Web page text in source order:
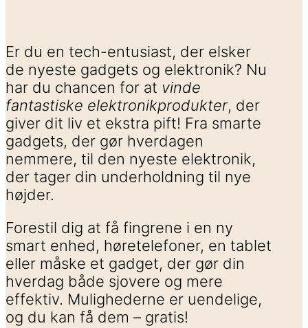
Er du en tech-entusiast, der elsker
de nyeste gadgets og elektronik? Nu
har du chancen for at vinde
fantastiske elektronikprodukter, der
giver dit liv et ekstra pift! Fra smarte
gadgets, der gør hverdagen
nemmere, til den nyeste elektronik,
der tager din underholdning til nye
højder.
Forestil dig at få fingrene i en ny
smart enhed, høretelefoner, en tablet
eller måske et gadget, der gør din
hverdag både sjovere og mere
effektiv. Mulighederne er uendelige,
og du kan få dem – gratis!